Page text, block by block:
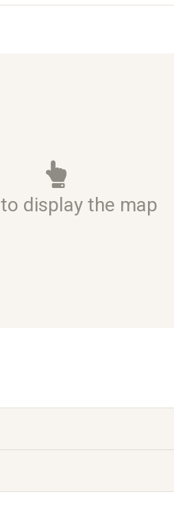
display the map